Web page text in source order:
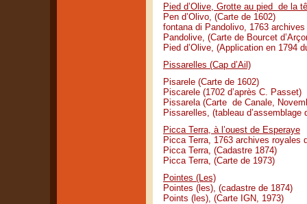
Pied d’Olive, Grotte au pied de la
Pen d’Olivo, (Carte de 1602)
fontana di Pandolivo, 1763
Pandolive, (Carte de Bourcet
Pied d’Olive, (Application en 1794
Pissarelles (Cap d’Ail)
Pisarele (Carte de 1602)
Piscarele (1702 d’après C. Passet)
Pissarela (Carte de Canale,
Pissarelles, (tableau d’assemblage
Picca Terra, à l’ouest de Esperaye
Picca Terra, 1763 archives royales
Picca Terra, (Cadastre 1874)
Picca Terra, (Carte de 1973)
Pointes (Les)
Pointes (les), (cadastre de 1874)
Points (les), (Carte IGN, 1973)